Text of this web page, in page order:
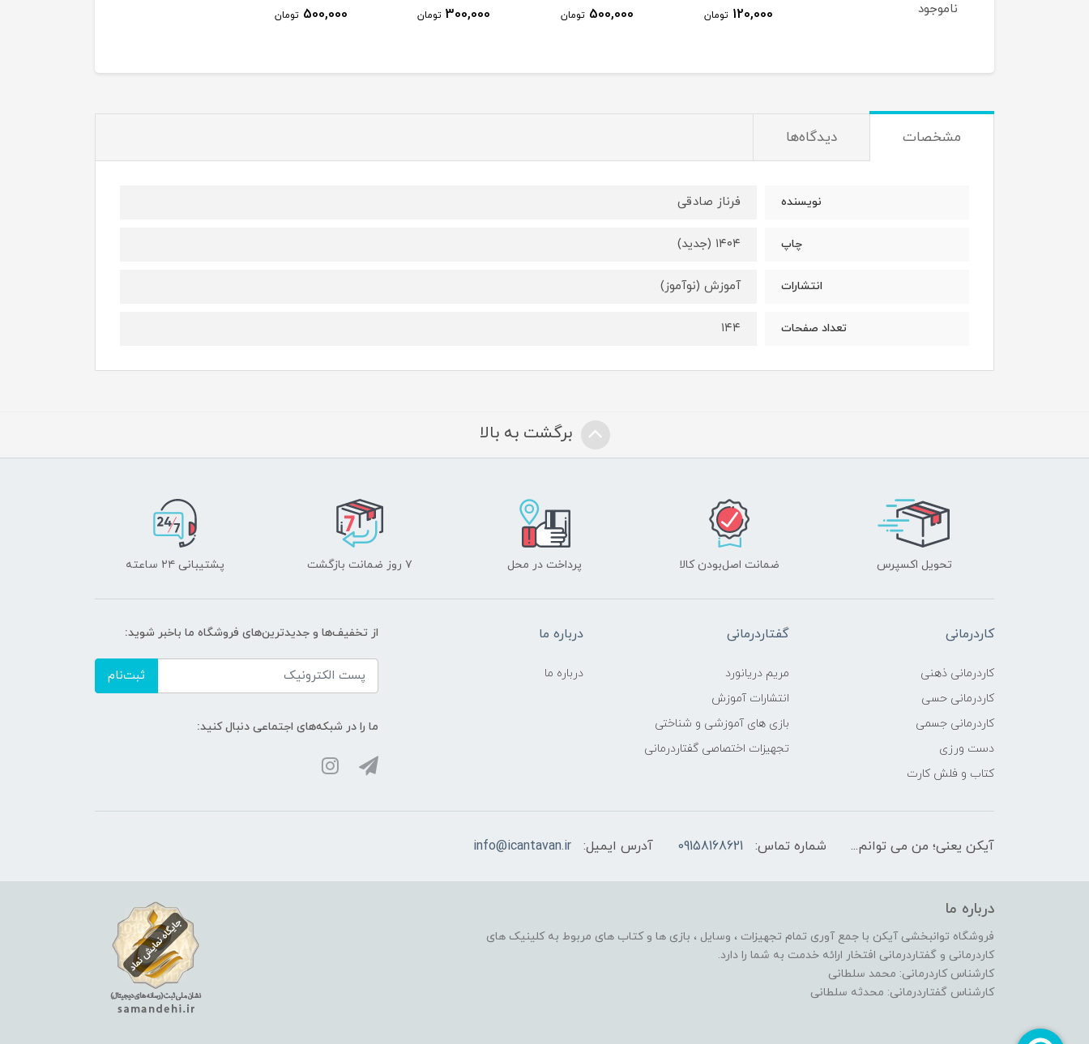
ناموجود 120,000 تومان 500,000 تومان 300,000 تومان 500,000 تومان
مشخصات دیدگاه‌ها
نویسنده فرناز صادقی
چاپ ۱۴۰۴ (جدید)
انتشارات آموزش (نوآموز)
تعداد صفحات ۱۴۴
برگشت به بالا
تحویل اکسپرس ضمانت اصل‌بودن کالا پرداخت در محل ۷ روز ضمانت بازگشت پشتیبانی ۲۴ ساعته
کاردرمانی
کاردرمانی ذهنی
کاردرمانی حسی
کاردرمانی جسمی
دست ورزی
کتاب و فلش کارت
گفتاردرمانی
مریم دریانورد
انتشارات آموزش
بازی های آموزشی و شناختی
تجهیزات اختصاصی گفتاردرمانی
درباره ما
درباره ما
از تخفیف‌ها و جدیدترین‌های فروشگاه ما باخبر شوید:
ثبت‌نام
ما را در شبکه‌های اجتماعی دنبال کنید:
آیکن یعنی؛ من می توانم... شماره تماس: 09158168621 آدرس ایمیل: info@icantavan.ir
درباره ما
فروشگاه توانبخشی آیکن با جمع آوری تمام تجهیزات ، وسایل ، بازی ها و کتاب های مربوط به کلینیک های
کاردرمانی و گفتاردرمانی افتخار ارائه خدمت به شما را دارد.
کارشناس کاردرمانی: محمد سلطانی
کارشناس گفتاردرمانی: محدثه سلطانی